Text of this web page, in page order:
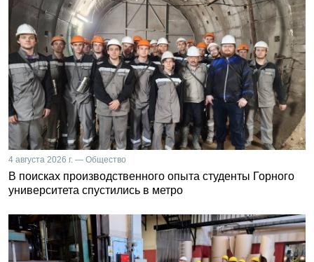
4 августа 2026 г. — Общество
В поисках производственного опыта студенты Горного
университета спустились в метро